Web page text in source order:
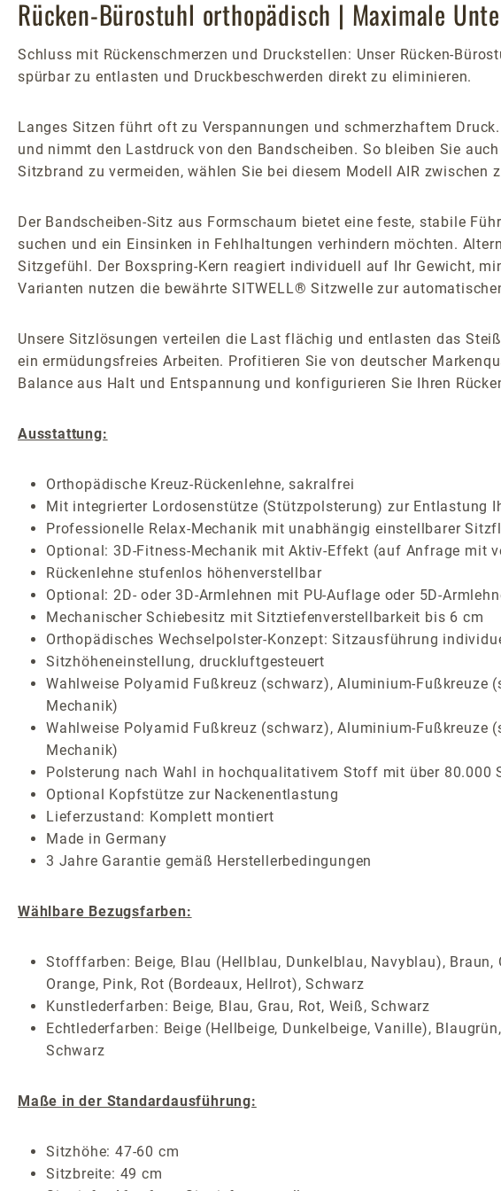
Rücken-Bürostuhl orthopädisch | Maximale
Schluss mit Rückenschmerzen und Druckstellen: Unser Rücken-
spürbar zu entlasten und Druckbeschwerden direkt zu eliminieren.
Langes Sitzen führt oft zu Verspannungen und schmerzhaftem
und nimmt den Lastdruck von den Bandscheiben. So bleiben Sie
Sitzbrand zu vermeiden, wählen Sie bei diesem Modell AIR zwischen
Der Bandscheiben-Sitz aus Formschaum bietet eine feste, stabile
suchen und ein Einsinken in Fehlhaltungen verhindern möchten.
Sitzgefühl. Der Boxspring-Kern reagiert individuell auf Ihr Gewicht,
Varianten nutzen die bewährte SITWELL® Sitzwelle zur
Unsere Sitzlösungen verteilen die Last flächig und entlasten das
ein ermüdungsfreies Arbeiten. Profitieren Sie von deutscher
Balance aus Halt und Entspannung und konfigurieren Sie Ihren
Ausstattung:
Orthopädische Kreuz-Rückenlehne, sakralfrei
Mit integrierter Lordosenstütze (Stützpolsterung) zur Entlastung
Professionelle Relax-Mechanik mit unabhängig einstellbarer
Optional: 3D-Fitness-Mechanik mit Aktiv-Effekt (auf Anfrage mit
Rückenlehne stufenlos höhenverstellbar
Optional: 2D- oder 3D-Armlehnen mit PU-Auflage oder 5D-
Mechanischer Schiebesitz mit Sitztiefenverstellbarkeit bis 6 cm
Orthopädisches Wechselpolster-Konzept: Sitzausführung
Sitzhöheneinstellung, druckluftgesteuert
Wahlweise Polyamid Fußkreuz (schwarz), Aluminium-Fußkreuze
Mechanik)
Wahlweise Polyamid Fußkreuz (schwarz), Aluminium-Fußkreuze
Mechanik)
Polsterung nach Wahl in hochqualitativem Stoff mit über 80.000
Optional Kopfstütze zur Nackenentlastung
Lieferzustand: Komplett montiert
Made in Germany
3 Jahre Garantie gemäß Herstellerbedingungen
Wählbare Bezugsfarben:
Stofffarben: Beige, Blau (Hellblau, Dunkelblau, Navyblau),
Orange, Pink, Rot (Bordeaux, Hellrot), Schwarz
Kunstlederfarben: Beige, Blau, Grau, Rot, Weiß, Schwarz
Echtlederfarben: Beige (Hellbeige, Dunkelbeige, Vanille),
Schwarz
Maße in der Standardausführung:
Sitzhöhe: 47-60 cm
Sitzbreite: 49 cm